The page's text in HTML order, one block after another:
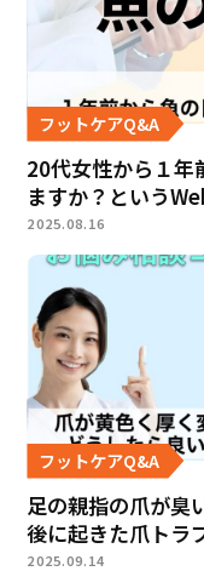
フットケアQ&A
20代女性から１年
ますか？という
2025.08.16
フットケアQ&A
足の親指の爪が臭
後に起きた爪トラ
2025.09.14